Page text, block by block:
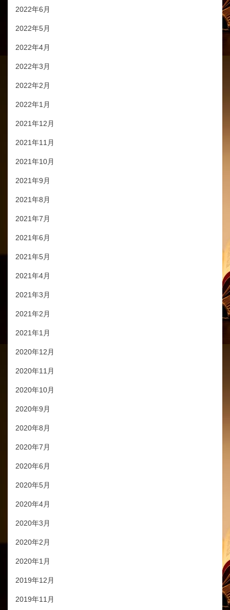
2022年6月
2022年5月
2022年4月
2022年3月
2022年2月
2022年1月
2021年12月
2021年11月
2021年10月
2021年9月
2021年8月
2021年7月
2021年6月
2021年5月
2021年4月
2021年3月
2021年2月
2021年1月
2020年12月
2020年11月
2020年10月
2020年9月
2020年8月
2020年7月
2020年6月
2020年5月
2020年4月
2020年3月
2020年2月
2020年1月
2019年12月
2019年11月